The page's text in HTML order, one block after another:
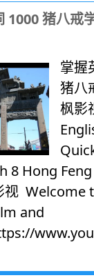
1000 猪八戒
掌握
猪八
枫影
8 Hong
视 Welcome
and